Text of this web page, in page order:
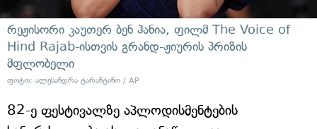
რეჟისორი კაუთერ ბენ ჰანია, ფილმ The Voice of
Hind Rajab-ისთვის გრანდ-ჟიურის პრიზის
მფლობელი
ფოტო: ალესანდრა ტარანტინო / AP
82-ე ფესტივალზე აპლოდისმენტების